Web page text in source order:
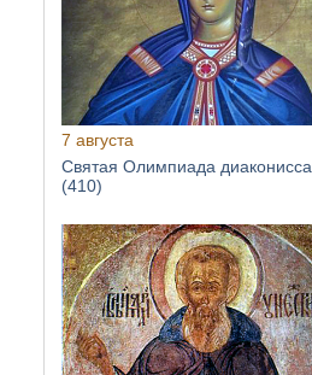
7 августа
Святая Олимпиада диаконисса
(410)